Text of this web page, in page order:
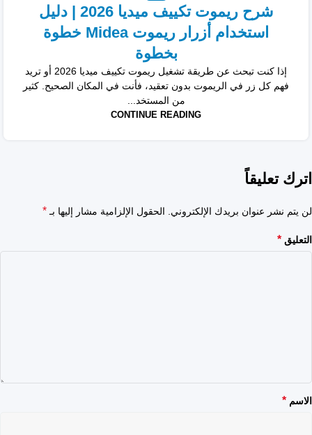
شرح ريموت تكييف ميديا 2026 | دليل
استخدام أزرار ريموت Midea خطوة
بخطوة
إذا كنت تبحث عن طريقة تشغيل ريموت تكييف ميديا 2026 أو تريد
فهم كل زر في الريموت بدون تعقيد، فأنت في المكان الصحيح. كثير
من المستخد...
CONTINUE READING
اترك تعليقاً
لن يتم نشر عنوان بريدك الإلكتروني. الحقول الإلزامية مشار إليها بـ*
التعليق *
الاسم *